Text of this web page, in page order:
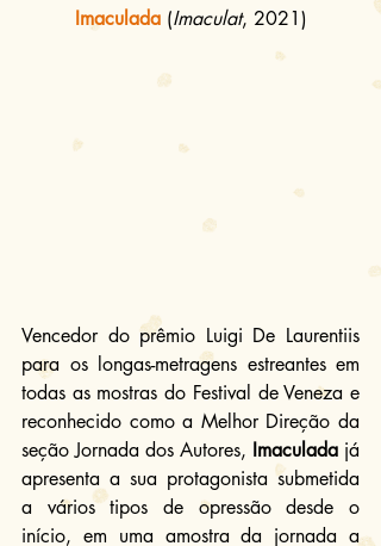
Imaculada (Imaculat, 2021)
Vencedor do prêmio Luigi De Laurentiis
para os longas-metragens estreantes em
todas as mostras do Festival de Veneza e
reconhecido como a Melhor Direção da
seção Jornada dos Autores, Imaculada já
apresenta a sua protagonista submetida
a vários tipos de opressão desde o
início, em uma amostra da jornada a